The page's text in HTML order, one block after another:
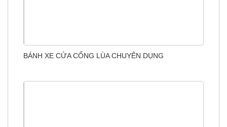
BÁNH XE CỬA CỔNG LÙA CHUYÊN DỤNG